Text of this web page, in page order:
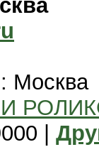
Москва
|